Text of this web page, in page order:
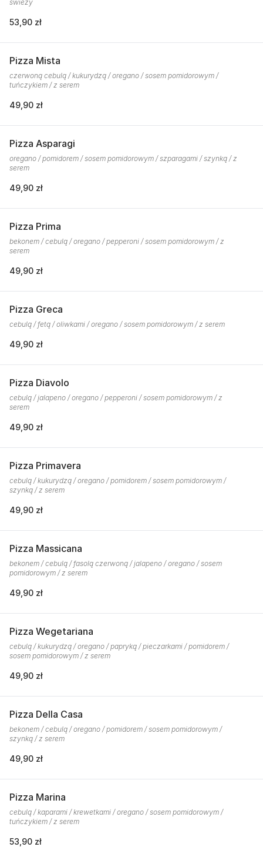
świeży
53,90 zł
Pizza Mista
czerwoną cebulą / kukurydzą / oregano / sosem pomidorowym /
tuńczykiem / z serem
49,90 zł
Pizza Asparagi
oregano / pomidorem / sosem pomidorowym / szparagami / szynką / z
serem
49,90 zł
Pizza Prima
bekonem / cebulą / oregano / pepperoni / sosem pomidorowym / z
serem
49,90 zł
Pizza Greca
cebulą / fetą / oliwkami / oregano / sosem pomidorowym / z serem
49,90 zł
Pizza Diavolo
cebulą / jalapeno / oregano / pepperoni / sosem pomidorowym / z
serem
49,90 zł
Pizza Primavera
cebulą / kukurydzą / oregano / pomidorem / sosem pomidorowym /
szynką / z serem
49,90 zł
Pizza Massicana
bekonem / cebulą / fasolą czerwoną / jalapeno / oregano / sosem
pomidorowym / z serem
49,90 zł
Pizza Wegetariana
cebulą / kukurydzą / oregano / papryką / pieczarkami / pomidorem /
sosem pomidorowym / z serem
49,90 zł
Pizza Della Casa
bekonem / cebulą / oregano / pomidorem / sosem pomidorowym /
szynką / z serem
49,90 zł
Pizza Marina
cebulą / kaparami / krewetkami / oregano / sosem pomidorowym /
tuńczykiem / z serem
53,90 zł